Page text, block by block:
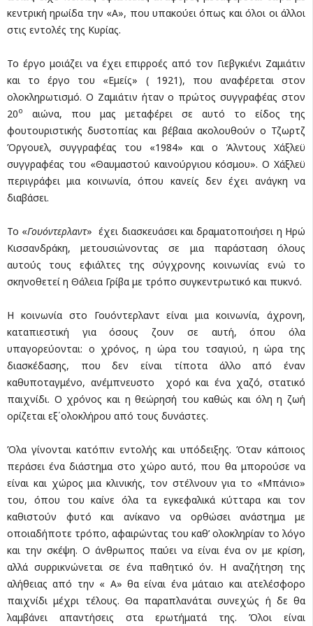
κεντρική ηρωίδα την «Α», που υπακούει όπως και όλοι οι άλλοι
στις εντολές της Κυρίας.
Το έργο μοιάζει να έχει επιρροές από τον Γιεβγκιένι Ζαμιάτιν
και το έργο του «Εμείς» ( 1921), που αναφέρεται στον
ολοκληρωτισμό. Ο Ζαμιάτιν ήταν ο πρώτος συγγραφέας στον
20ο
αιώνα, που μας μεταφέρει σε αυτό το είδος της
φουτουριστικής δυστοπίας και βέβαια ακολουθούν ο Τζωρτζ
Όργουελ, συγγραφέας του «1984» και ο Άλντους Χάξλεϋ
συγγραφέας του «Θαυμαστού καινούργιου κόσμου». Ο Χάξλεϋ
περιγράφει μια κοινωνία, όπου κανείς δεν έχει ανάγκη να
διαβάσει.
Το «Γουόντερλαντ» έχει διασκευάσει και δραματοποιήσει η Ηρώ
Κισσανδράκη, μετουσιώνοντας σε μια παράσταση όλους
αυτούς τους εφιάλτες της σύγχρονης κοινωνίας ενώ το
σκηνοθετεί η Θάλεια Γρίβα με τρόπο συγκεντρωτικό και πυκνό.
Η κοινωνία στο Γουόντερλαντ είναι μια κοινωνία, άχρονη,
καταπιεστική για όσους ζουν σε αυτή, όπου όλα
υπαγορεύονται: ο χρόνος, η ώρα του τσαγιού, η ώρα της
διασκέδασης, που δεν είναι τίποτα άλλο από έναν
καθυποταγμένο, ανέμπνευστο χορό και ένα χαζό, στατικό
παιχνίδι. Ο χρόνος και η θεώρησή του καθώς και όλη η ζωή
ορίζεται εξ΄ολοκλήρου από τους δυνάστες.
Όλα γίνονται κατόπιν εντολής και υπόδειξης. Όταν κάποιος
περάσει ένα διάστημα στο χώρο αυτό, που θα μπορούσε να
είναι και χώρος μια κλινικής, τον στέλνουν για το «Μπάνιο»
του, όπου του καίνε όλα τα εγκεφαλικά κύτταρα και τον
καθιστούν φυτό και ανίκανο να ορθώσει ανάστημα με
οποιαδήποτε τρόπο, αφαιρώντας του καθ’ ολοκληρίαν το λόγο
και την σκέψη. Ο άνθρωπος παύει να είναι ένα ον με κρίση,
αλλά συρρικνώνεται σε ένα παθητικό όν. Η αναζήτηση της
αλήθειας από την « Α» θα είναι ένα μάταιο και ατελέσφορο
παιχνίδι μέχρι τέλους. Θα παραπλανάται συνεχώς ή δε θα
λαμβάνει απαντήσεις στα ερωτήματά της. Όλοι είναι